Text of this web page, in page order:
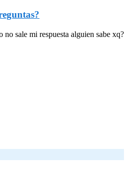
sale mi respuesta alguien sabe xq?